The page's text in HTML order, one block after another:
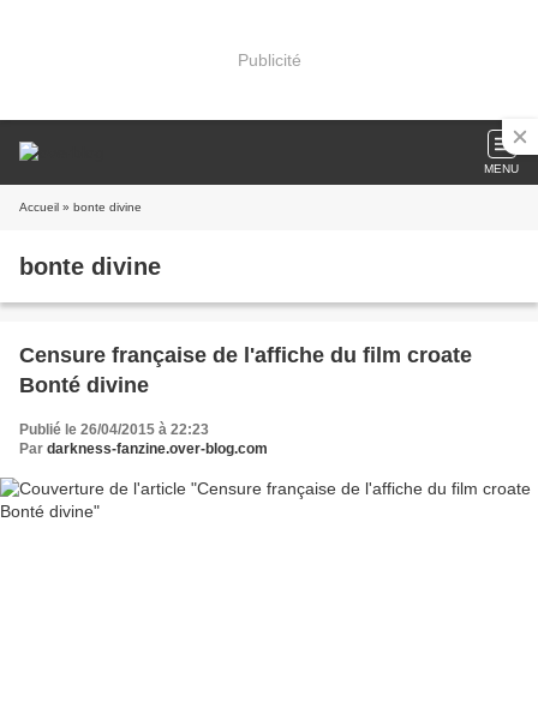
Publicité
MENU
Accueil » bonte divine
bonte divine
Censure française de l'affiche du film croate
Bonté divine
Publié le 26/04/2015 à 22:23
Par darkness-fanzine.over-blog.com